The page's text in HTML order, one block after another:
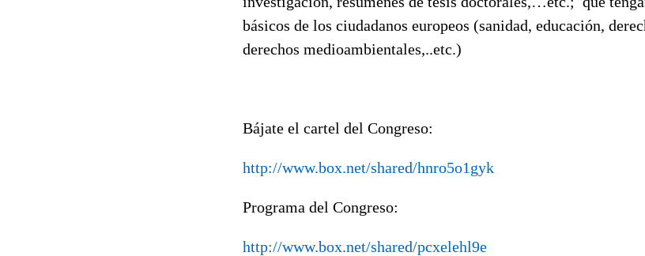
básicos de los ciudadanos europeos (sanidad, educación,
derechos medioambientales,..etc.)
Bájate el cartel del Congreso:
http://www.box.net/shared/hnro5o1gyk
Programa del Congreso:
http://www.box.net/shared/pcxelehl9e